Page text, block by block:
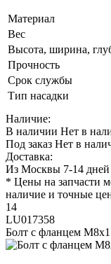
Материал
Вес
Высота, ширина,
Прочность
Срок службы
Тип насадки
Наличие:
В наличии Нет в
Под заказ Нет в
Доставка:
Из Москвы 7-14 дней
* Цены на запчасти
наличие и точные
14
LU017358
Болт с фланцем